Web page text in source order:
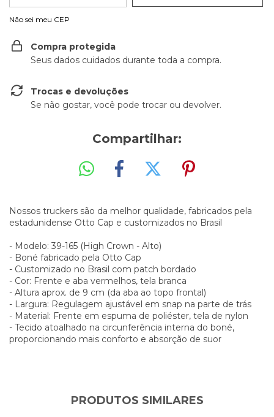
Não sei meu CEP
Compra protegida
Seus dados cuidados durante toda a compra.
Trocas e devoluções
Se não gostar, você pode trocar ou devolver.
Compartilhar:
Nossos truckers são da melhor qualidade, fabricados pela
estadunidense Otto Cap e customizados no Brasil
- Modelo: 39-165 (High Crown - Alto)
- Boné fabricado pela Otto Cap
- Customizado no Brasil com patch bordado
- Cor: Frente e aba vermelhos, tela branca
- Altura aprox. de 9 cm (da aba ao topo frontal)
- Largura: Regulagem ajustável em snap na parte de trás
- Material: Frente em espuma de poliéster, tela de nylon
- Tecido atoalhado na circunferência interna do boné,
proporcionando mais conforto e absorção de suor
PRODUTOS SIMILARES